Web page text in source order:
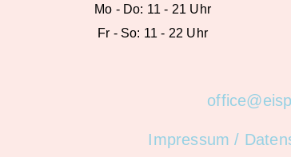
Mo - Do: 11 - 21 Uhr
Fr - So: 11 - 22 Uhr
Impressum /